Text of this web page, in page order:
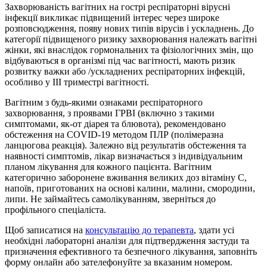
Захворюваність вагітних на гострі респіраторні вірусні
інфекції викликає підвищений інтерес через широке
розповсюдження, появу нових типів вірусів і ускладнень. До
категорії підвищеного ризику захворювання належать вагітні
жінки, які внаслідок гормональних та фізіологічних змін, що
відбуваються в організмі під час вагітності, мають ризик
розвитку важки або /ускладнених респіраторних інфекцій,
особливо у ІІІ триместрі вагітності.
Вагітним з будь-якими ознаками респіраторного
захворювання, з проявами ГРВІ (включно з такими
симптомами, як-от діарея та блювота), рекомендовано
обстеження на COVID-19 методом ПЛР (полімеразна
ланцюгова реакція). Залежно від результатів обстеження та
наявності симптомів, лікар визначається з індивідуальним
планом лікування для кожного пацієнта. Вагітним
категорично заборонене вживання великих доз вітаміну C,
напоїв, приготованих на основі калини, малини, смородини,
липи. Не займайтесь самолікуванням, зверніться до
профільного спеціаліста.
Щоб записатися на консультацію до терапевта, здати усі
необхідні лабораторні аналізи для підтвердження застуди та
призначення ефективного та безпечного лікування, заповніть
форму онлайн або зателефонуйте за вказаним номером.